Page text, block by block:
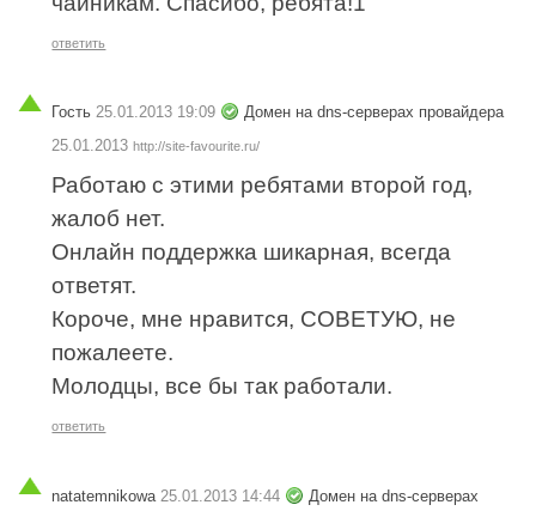
ответить
Гость 25.01.2013 19:09
Домен на dns-серверах провайдера
25.01.2013 http://site-favourite.ru/
Работаю с этими ребятами второй год,
жалоб нет.
Онлайн поддержка шикарная, всегда
ответят.
Короче, мне нравится, СОВЕТУЮ, не
пожалеете.
Молодцы, все бы так работали.
ответить
natatemnikowa 25.01.2013 14:44
Домен на dns-серверах